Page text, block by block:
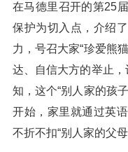
在马德里召开的第25
保护为切入点，介绍
力，号召大家“珍爱熊
达、自信大方的举止，
知，这个“别人家的孩
开始，家里就通过英
不折不扣“别人家的父母